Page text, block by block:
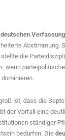
deutschen
Abstimmung.
die
wenn
ist, dass die
der Vorfall eine
ständiger
bedürfen. Die